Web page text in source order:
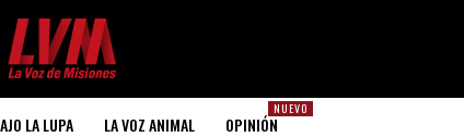
LA LUPA LA VOZ ANIMAL
NUEVO
OPINIÓN